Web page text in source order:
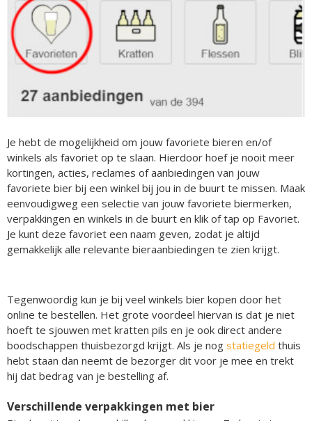
Je hebt de mogelijkheid om jouw favoriete bieren en/of
winkels als favoriet op te slaan. Hierdoor hoef je nooit meer
kortingen, acties, reclames of aanbiedingen van jouw
favoriete bier bij een winkel bij jou in de buurt te missen. Maak
eenvoudigweg een selectie van jouw favoriete biermerken,
verpakkingen en winkels in de buurt en klik of tap op Favoriet.
Je kunt deze favoriet een naam geven, zodat je altijd
gemakkelijk alle relevante bieraanbiedingen te zien krijgt.
Tegenwoordig kun je bij veel winkels bier kopen door het
online te bestellen. Het grote voordeel hiervan is dat je niet
hoeft te sjouwen met kratten pils en je ook direct andere
boodschappen thuisbezorgd krijgt. Als je nog statiegeld thuis
hebt staan dan neemt de bezorger dit voor je mee en trekt
hij dat bedrag van je bestelling af.
Verschillende verpakkingen met bier